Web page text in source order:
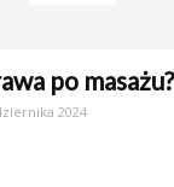
po masażu?
2024